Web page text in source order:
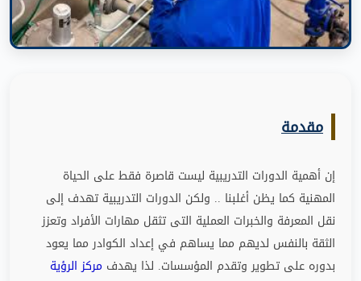
مقدمة
إن أهمية الدورات التدريبية ليست قاصرة فقط على الحياة
المهنية كما يظن أغلبنا .. ولكن الدورات التدريبية تهدف إلى
نقل المعرفة والخبرات العملية التى تثقل مهارات الأفراد وتعزز
الثقة بالنفس لديهم مما يساهم في إعداد الكوادر مما يعود
بدوره على تطوير وتقدم المؤسسات. لذا يهدف مركز الرؤية